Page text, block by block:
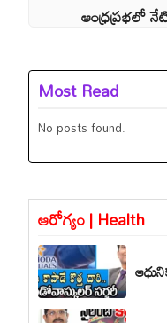
ఆంధ్రప్రభలో
Most Read
No posts found.
ఆరోగ్యం | Health